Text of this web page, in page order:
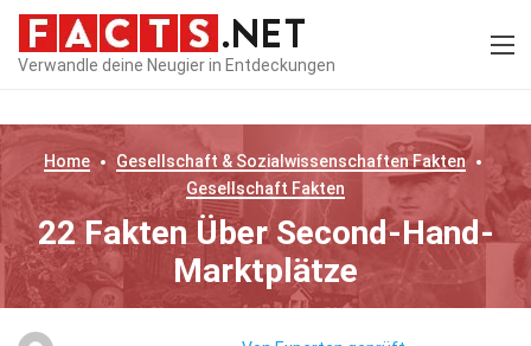
Verwandle deine Neugier in Entdeckungen
Home Gesellschaft & SozialwissenschaftenFakten
Gesellschaft Fakten
22 Fakten Über Second-Hand-
Marktplätze